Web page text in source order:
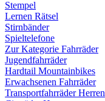
Stempel
Lernen Rätsel
Stirnbänder
Spieltelefone
Zur Kategorie Fahrräder
Jugendfahrräder
Hardtail Mountainbikes
Erwachsenen Fahrräder
Transportfahrräder Herren